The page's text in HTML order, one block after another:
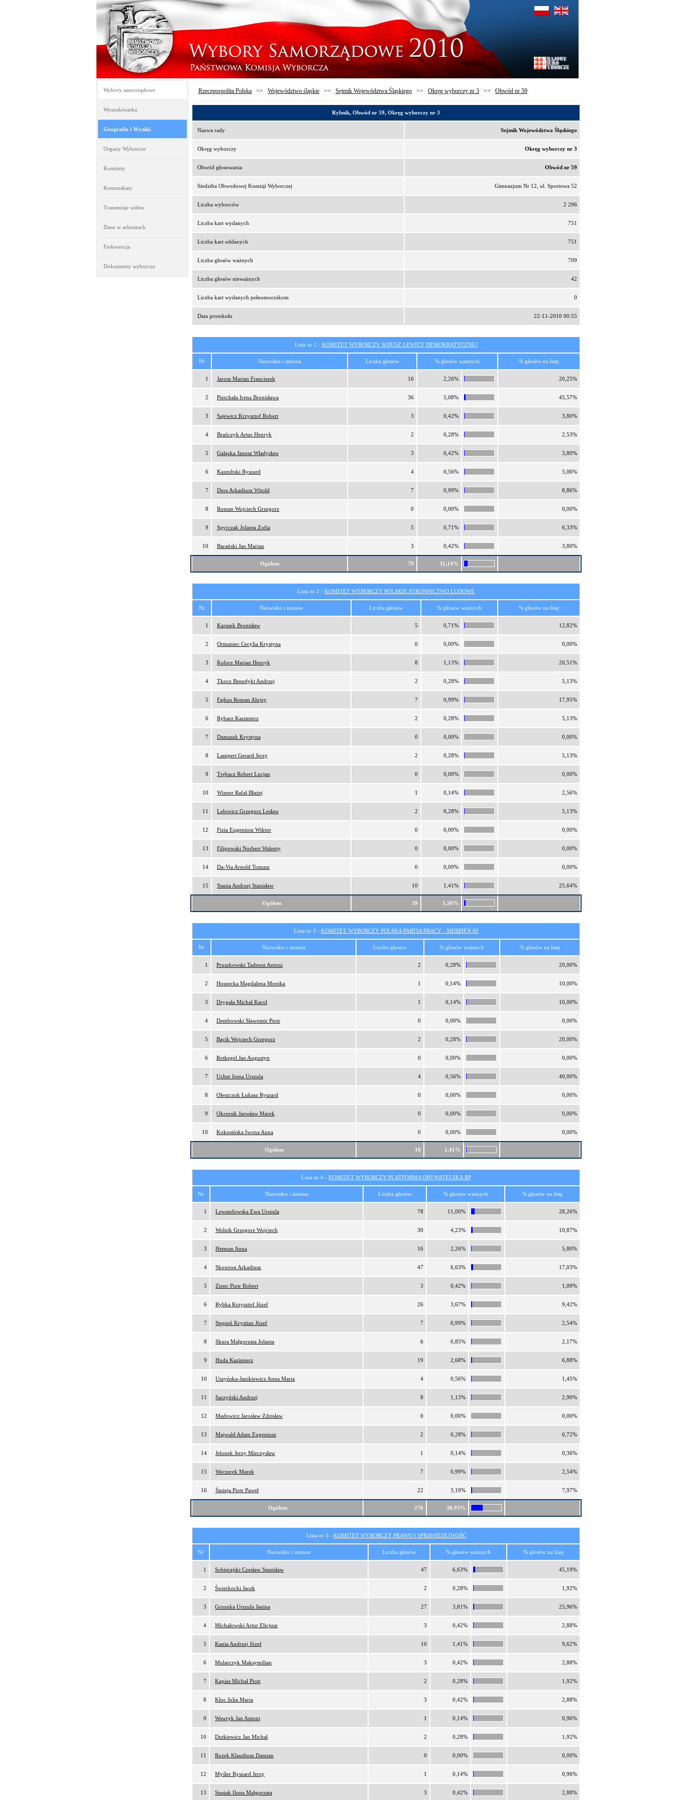
Wybory samorządowe
Wyszukiwarka
Geografia i Wyniki
Organy Wyborcze
Komitety
Komunikaty
Transmisje wideo
Dane w arkuszach
Frekwencja
Dokumenty wyborcze
Rzeczpospolita Polska >> Województwo śląskie >> Sejmik Województwa Śląskiego >> Okręg wyborczy nr 3 >> Obwód nr 59
Rybnik, Obwód nr 59, Okręg wyborczy nr 3
Nazwa rady Sejmik Województwa Śląskiego
Okręg wyborczy Okręg wyborczy nr 3
Obwód głosowania Obwód nr 59
Siedziba Obwodowej Komisji Wyborczej Gimnazjum Nr 12, ul. Sportowa 52
Liczba wyborców 2 296
Liczba kart wydanych 751
Liczba kart oddanych 751
Liczba głosów ważnych 709
Liczba głosów nieważnych 42
Liczba kart wydanych pełnomocnikom 0
Data protokołu 22-11-2010 00:55
Lista nr 1 - KOMITET WYBORCZY SOJUSZ LEWICY DEMOKRATYCZNEJ
Nr Nazwisko i imiona Liczba głosów % głosów ważnych % głosów na listę
1 Jarosz Marian Franciszek 16 2,26% 20,25%
2 Pierchała Irena Bronisława 36 5,08% 45,57%
3 Sajewicz Krzysztof Robert 3 0,42% 3,80%
4 Brańczyk Artur Henryk 2 0,28% 2,53%
5 Gałązka Janusz Władysław 3 0,42% 3,80%
6 Kaszubski Ryszard 4 0,56% 5,06%
7 Dera Arkadiusz Witold 7 0,99% 8,86%
8 Roman Wojciech Grzegorz 0 0,00% 0,00%
9 Spyrczak Jolanta Zofia 5 0,71% 6,33%
10 Barański Jan Marian 3 0,42% 3,80%
Ogółem 79 11,14%
Lista nr 2 - KOMITET WYBORCZY POLSKIE STRONNICTWO LUDOWE
Nr Nazwisko i imiona Liczba głosów % głosów ważnych % głosów na listę
1 Karasek Bronisław 5 0,71% 12,82%
2 Ormaniec Cecylia Krystyna 0 0,00% 0,00%
3 Kolorz Marian Henryk 8 1,13% 20,51%
4 Tkocz Benedykt Andrzej 2 0,28% 5,13%
5 Fajkus Roman Alojzy 7 0,99% 17,95%
6 Rybarz Kazimierz 2 0,28% 5,13%
7 Damaszk Krystyna 0 0,00% 0,00%
8 Lampert Gerard Jerzy 2 0,28% 5,13%
9 Trębacz Robert Lucjan 0 0,00% 0,00%
10 Wizner Rafał Błażej 1 0,14% 2,56%
11 Lelowicz Grzegorz Lesław 2 0,28% 5,13%
12 Fizia Eugeniusz Wiktor 0 0,00% 0,00%
13 Filipowski Norbert Walenty 0 0,00% 0,00%
14 Da-Via Arnold Tomasz 0 0,00% 0,00%
15 Stania Andrzej Stanisław 10 1,41% 25,64%
Ogółem 39 5,50%
Lista nr 3 - KOMITET WYBORCZY POLSKA PARTIA PRACY - SIERPIEŃ 80
Nr Nazwisko i imiona Liczba głosów % głosów ważnych % głosów na listę
1 Pruszkowski Tadeusz Antoni 2 0,28% 20,00%
2 Hoszecka Magdalena Monika 1 0,14% 10,00%
3 Drygała Michał Karol 1 0,14% 10,00%
4 Dembowski Sławomir Piotr 0 0,00% 0,00%
5 Bącik Wojciech Grzegorz 2 0,28% 20,00%
6 Rotkegel Jan Augustyn 0 0,00% 0,00%
7 Ucher Irena Urszula 4 0,56% 40,00%
8 Oleszczuk Łukasz Ryszard 0 0,00% 0,00%
9 Okrzesik Jarosław Marek 0 0,00% 0,00%
10 Kokosińska Iwona Anna 0 0,00% 0,00%
Ogółem 10 1,41%
Lista nr 4 - KOMITET WYBORCZY PLATFORMA OBYWATELSKA RP
Nr Nazwisko i imiona Liczba głosów % głosów ważnych % głosów na listę
1 Lewandowska Ewa Urszula 78 11,00% 28,26%
2 Wolnik Grzegorz Wojciech 30 4,23% 10,87%
3 Hetman Anna 16 2,26% 5,80%
4 Skowron Arkadiusz 47 6,63% 17,03%
5 Zienc Piotr Robert 3 0,42% 1,09%
6 Rybka Krzysztof Józef 26 3,67% 9,42%
7 Stępień Krystian Józef 7 0,99% 2,54%
8 Skura Małgorzata Jolanta 6 0,85% 2,17%
9 Huda Kazimierz 19 2,68% 6,88%
10 Uszyńska-Janikiewicz Anna Maria 4 0,56% 1,45%
11 Sarzyński Andrzej 8 1,13% 2,90%
12 Madowicz Jarosław Zdzisław 0 0,00% 0,00%
13 Majwald Adam Eugeniusz 2 0,28% 0,72%
14 Jelonek Jerzy Mieczysław 1 0,14% 0,36%
15 Weczerek Marek 7 0,99% 2,54%
16 Śmieja Piotr Paweł 22 3,10% 7,97%
Ogółem 276 38,93%
Lista nr 5 - KOMITET WYBORCZY PRAWO I SPRAWIEDLIWOŚĆ
Nr Nazwisko i imiona Liczba głosów % głosów ważnych % głosów na listę
1 Sobierajski Czesław Stanisław 47 6,63% 45,19%
2 Świerkocki Jacek 2 0,28% 1,92%
3 Grzonka Urszula Janina 27 3,81% 25,96%
4 Michałowski Artur Elicjusz 3 0,42% 2,88%
5 Kania Andrzej Józef 10 1,41% 9,62%
6 Mularczyk Maksymilian 3 0,42% 2,88%
7 Kapias Michał Piotr 2 0,28% 1,92%
8 Kloc Julia Maria 3 0,42% 2,88%
9 Wawryk Jan Antoni 1 0,14% 0,96%
10 Dutkiewicz Jan Michał 2 0,28% 1,92%
11 Rożek Klaudiusz Damian 0 0,00% 0,00%
12 Myśler Ryszard Jerzy 1 0,14% 0,96%
13 Stasiak Ilona Małgorzata 3 0,42% 2,88%